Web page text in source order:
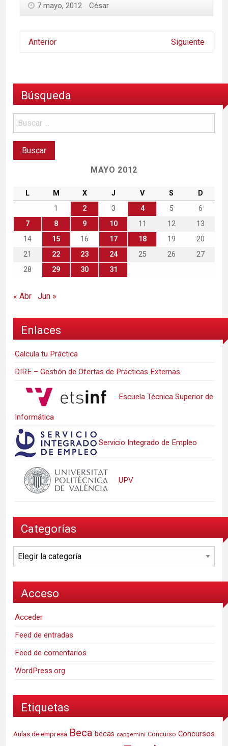
7 mayo, 2012 César
Anterior Siguiente
Búsqueda
MAYO 2012
L M X J V S
D
1
2 3 4 5
6
7
8 9 10 11 12
13
14
15 16 17 18 19
20
21
22 23 24 25 26
27
28
29 30 31
« Abr Jun »
Enlaces
Calcula tu Práctica
DIRE – Gestión de Ofertas de Prácticas Externas
Escuela Técnica Superior de
Informática
Servicio Integrado de Empleo
UPV
Categorías
Categorías
Acceso
Acceder
Feed de entradas
Feed de comentarios
WordPress.org
Etiquetas
Aulas de empresa Beca becas capgemini Concurso Concursos